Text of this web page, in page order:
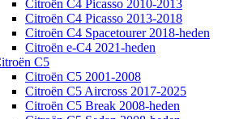
Citroën C4 Picasso 2010-2013
Citroën C4 Picasso 2013-2018
Citroën C4 Spacetourer 2018-heden
Citroën e-C4 2021-heden
C5
Citroën C5 2001-2008
Citroën C5 Aircross 2017-2025
Citroën C5 Break 2008-heden